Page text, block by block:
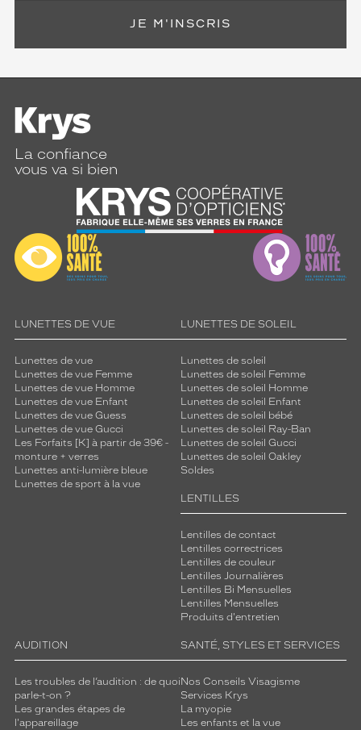
JE M'INSCRIS
La confiance
vous va si bien
LUNETTES DE VUE
Lunettes de vue
Lunettes de vue Femme
Lunettes de vue Homme
Lunettes de vue Enfant
Lunettes de vue Guess
Lunettes de vue Gucci
Les Forfaits [K] à partir de 39€ -
monture + verres
Lunettes anti-lumière bleue
Lunettes de sport à la vue
LUNETTES DE SOLEIL
Lunettes de soleil
Lunettes de soleil Femme
Lunettes de soleil Homme
Lunettes de soleil Enfant
Lunettes de soleil bébé
Lunettes de soleil Ray-Ban
Lunettes de soleil Gucci
Lunettes de soleil Oakley
Soldes
LENTILLES
Lentilles de contact
Lentilles correctrices
Lentilles de couleur
Lentilles Journalières
Lentilles Bi Mensuelles
Lentilles Mensuelles
Produits d'entretien
AUDITION
Les troubles de l’audition : de quoi
parle-t-on ?
Les grandes étapes de
l'appareillage
SANTÉ, STYLES ET SERVICES
Nos Conseils Visagisme
Services Krys
La myopie
Les enfants et la vue